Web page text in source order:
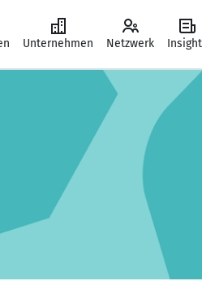
Unternehmen Netzwerk